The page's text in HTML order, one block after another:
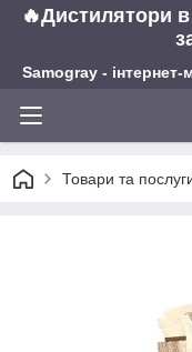
🔥Дистилятори
Samogray -
Товари та